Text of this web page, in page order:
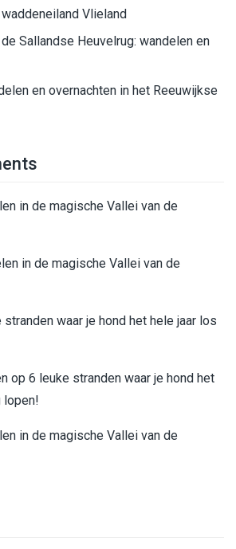
Vlieland
Sallandse Heuvelrug: wandelen en
en overnachten in het Reeuwijkse
in de magische Vallei van de
in de magische Vallei van de
stranden waar je hond het hele jaar los
op 6 leuke stranden waar je hond het
lopen!
in de magische Vallei van de